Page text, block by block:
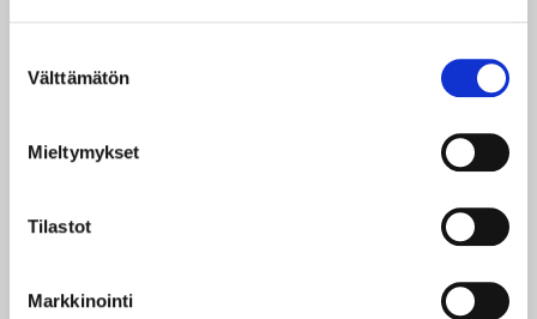
valinta
Välttämätön
Mieltymykset
Tilastot
Markkinointi
Salasana uudestaan:
OSOITETIEDOT
Osoite: